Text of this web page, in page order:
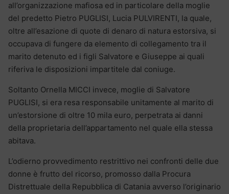
all’organizzazione mafiosa ed in particolare della moglie
del predetto Pietro PUGLISI, Lucia PULVIRENTI, la quale,
oltre all’esazione di quote di denaro di natura estorsiva, si
occupava di fungere da elemento di collegamento tra il
marito detenuto ed i figli Salvatore e Giuseppe ai quali
riferiva le disposizioni impartitele dal coniuge.
Soltanto Ornella MICCI invece, moglie di Salvatore
PUGLISI, si era resa responsabile unitamente al marito di
un’estorsione di oltre 10 mila euro, perpetrata ai danni
della proprietaria dell’appartamento nel quale ella stessa
abitava.
L’odierno provvedimento restrittivo nei confronti delle due
donne è frutto del ricorso, promosso dalla Procura
Distrettuale della Repubblica di Catania avverso l’originario